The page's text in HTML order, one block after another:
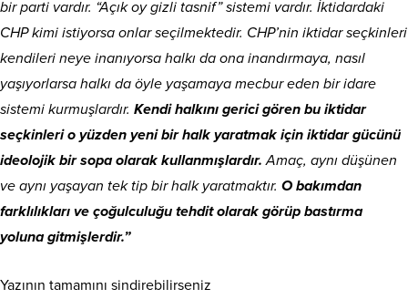
bir parti vardır. “Açık oy gizli tasnif” sistemi vardır. İktidardaki
CHP kimi istiyorsa onlar seçilmektedir. CHP’nin iktidar seçkinleri
kendileri neye inanıyorsa halkı da ona inandırmaya, nasıl
yaşıyorlarsa halkı da öyle yaşamaya mecbur eden bir idare
sistemi kurmuşlardır. Kendi halkını gerici gören bu iktidar
seçkinleri o yüzden yeni bir halk yaratmak için iktidar gücünü
ideolojik bir sopa olarak kullanmışlardır. Amaç, aynı düşünen
ve aynı yaşayan tek tip bir halk yaratmaktır. O bakımdan
farklılıkları ve çoğulculuğu tehdit olarak görüp bastırma
yoluna gitmişlerdir.”
Yazının tamamını sindirebilirseniz